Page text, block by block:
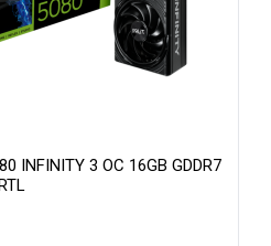
INFINITY 3 OC 16GB GDDR7